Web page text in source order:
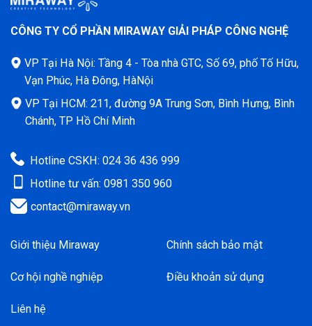
CÔNG TY CỔ PHẦN MIRAWAY GIẢI PHÁP CÔNG NGHỆ
VP Tại Hà Nội: Tầng 4 - Tòa nhà GTC, Số 69, phố Tố Hữu,
Vạn Phúc, Hà Đông, HàNội
VP Tại HCM: 211, đường 9A Trung Sơn, Bình Hưng, Bình
Chánh, TP Hồ Chí Minh
Hotline CSKH: 024 36 436 999
Hotline tư vấn: 0981 350 960
contact@miraway.vn
Giới thiệu Miraway
Cơ hội nghề nghiệp
Liên hệ
Chính sách bảo mật
Điều khoản sử dụng